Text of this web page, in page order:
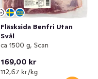
Fläsksida Benfri Utan
Svål
ca 1500 g, Scan
169,00 kr
112,67 kr /kg